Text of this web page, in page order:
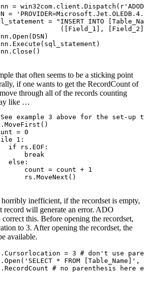
=
=
= "INSERT INTO
([Field_1],
that often seems to be a sticking point
if one wants to get the RecordCount of
through all of the records counting
like …
example 3 above for the set-up
= 0
1:
if rs.EOF:
break
else:
count = count + 1
rs.MoveNext()
inefficient, if the recordset is empty,
record will generate an error. ADO
this. Before opening the recordset,
to 3. After opening the recordset, the
available.
= 3 # don't use
* FROM [Table_Name]',
# no parenthesis here